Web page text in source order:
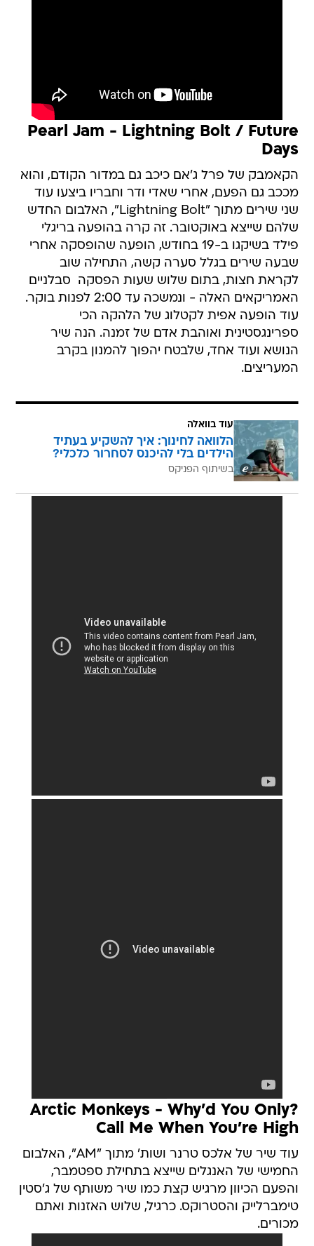
Pearl Jam - Lightning Bolt / Future
Days
הקאמבק של פרל ג'אם כיכב גם במדור הקודם, והוא
מככב גם הפעם, אחרי שאדי ודר וחבריו ביצעו עוד
שני שירים מתוך "Lightning Bolt", האלבום החדש
שלהם שייצא באוקטובר. זה קרה בהופעה בריגלי
פילד בשיקגו ב-19 בחודש, הופעה שהופסקה אחרי
שבעה שירים בגלל סערה קשה, התחילה שוב
לקראת חצות, בתום שלוש שעות הפסקה  סבלניים
האמריקאים האלה - ונמשכה עד 2:00 לפנות בוקר.
עוד הופעה אפית לקטלוג של הלהקה הכי
ספרינגסטינית ואוהבת אדם של זמנה. הנה שיר
הנושא ועוד אחד, שלבטח יהפוך להמנון בקרב
המעריצים.
עוד בוואלה
הלוואה לחינוך: איך להשקיע בעתיד
הילדים בלי להיכנס לסחרור כלכלי?
בשיתוף הפניקס
?Arctic Monkeys - Why'd You Only
Call Me When You're High
עוד שיר של אלכס טרנר ושות' מתוך "AM", האלבום
החמישי של האנגלים שייצא בתחילת ספטמבר,
והפעם הכיוון מרגיש קצת כמו שיר משותף של ג'סטין
טימברלייק והסטרוקס. כרגיל, שלוש האזנות ואתם
מכורים.